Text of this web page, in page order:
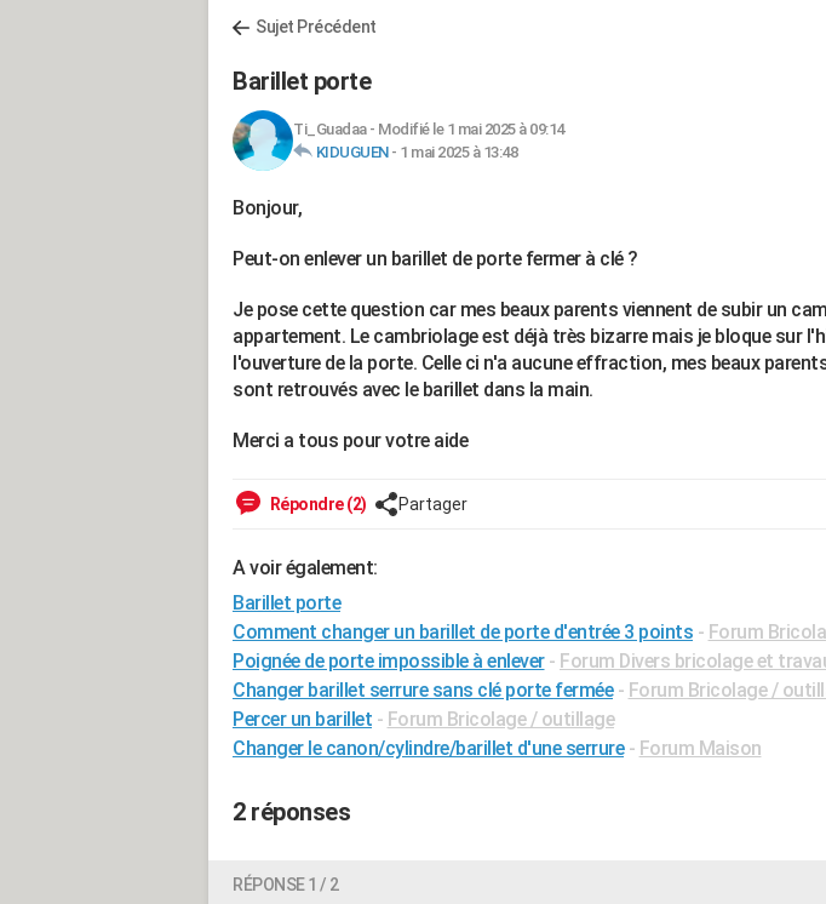
Sujet Précédent
Barillet porte
Ti_Guadaa- Modifié le 1 mai 2025 à 09:14
KIDUGUEN- 1 mai 2025 à 13:48
Bonjour,
Peut-on enlever un barillet de porte fermer à clé ?
Je pose cette question car mes beaux parents viennent de subir un
appartement. Le cambriolage est déjà très bizarre mais je bloque sur
l'ouverture de la porte. Celle ci n'a aucune effraction, mes beaux
sont retrouvés avec le barillet dans la main.
Merci a tous pour votre aide
Répondre (2) Partager
A voir également:
Barillet porte
Comment changer un barillet de porte d'entrée 3 points - Forum
Poignée de porte impossible à enlever - Forum Divers bricolage et
Changer barillet serrure sans clé porte fermée - Forum Bricolage /
Percer un barillet - Forum Bricolage / outillage
Changer le canon/cylindre/barillet d'une serrure - Forum Maison
2 réponses
RÉPONSE 1 / 2